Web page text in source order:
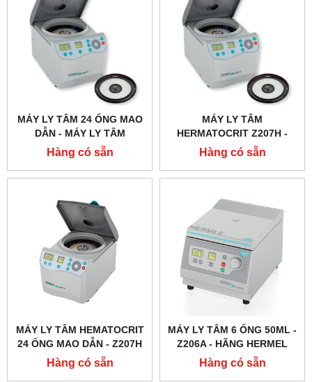
MÁY LY TÂM 24 ỐNG MAO
DẪN - MÁY LY TÂM
HEMATOCIT
Hàng có sẵn
MÁY LY TÂM
HERMATOCRIT Z207H -
HERMLE
Hàng có sẵn
MÁY LY TÂM HEMATOCRIT
24 ỐNG MAO DẪN - Z207H
- HERMEL
Hàng có sẵn
MÁY LY TÂM 6 ỐNG 50ML -
Z206A - HÃNG HERMEL
Hàng có sẵn